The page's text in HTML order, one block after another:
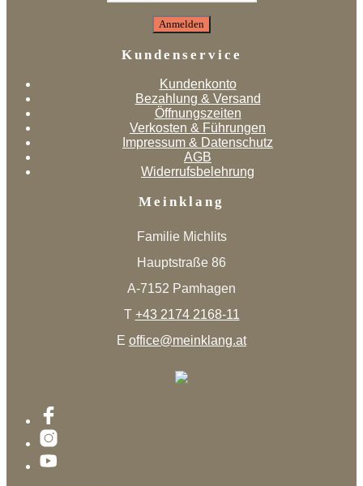
Kundenservice
Kundenkonto
Bezahlung & Versand
Öffnungszeiten
Verkosten & Führungen
Impressum & Datenschutz
AGB
Widerrufsbelehrung
Meinklang
Familie Michlits
Hauptstraße 86
A-7152 Pamhagen
T +43 2174 2168-11
E office@meinklang.at